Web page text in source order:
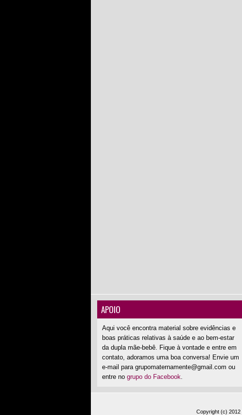
APOIO
Aqui você encontra material sobre evidências e
boas práticas relativas à saúde e ao bem-estar
da dupla mãe-bebê. Fique à vontade e entre em
contato, adoramos uma boa conversa! Envie um
e-mail para grupomaternamente@gmail.com ou
entre no grupo do Facebook.
Copyright (c) 2012